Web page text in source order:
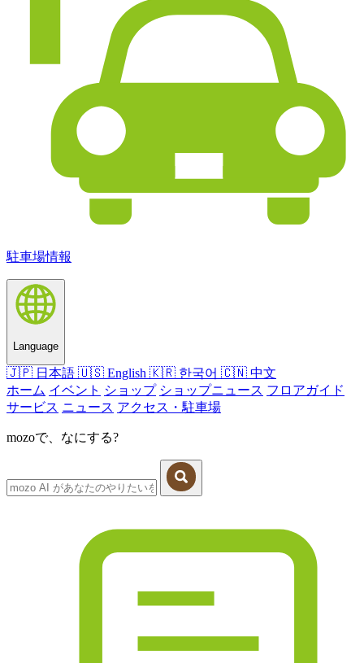
駐車場情報
Language
🇯🇵 日本語 🇺🇸 English 🇰🇷 한국어 🇨🇳 中文
ホーム イベント ショップ ショップニュース フロアガイド
サービス ニュース アクセス・駐車場
mozoで、なにする?